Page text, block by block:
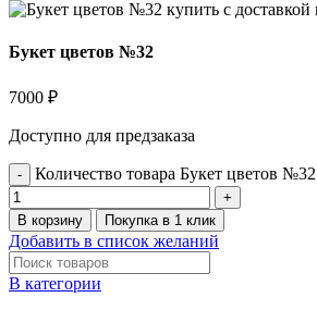
Букет цветов №32
7000 ₽
Доступно для предзаказа
Количество товара Букет цветов №32
В корзину Покупка в 1 клик
Добавить в список желаний
В категории